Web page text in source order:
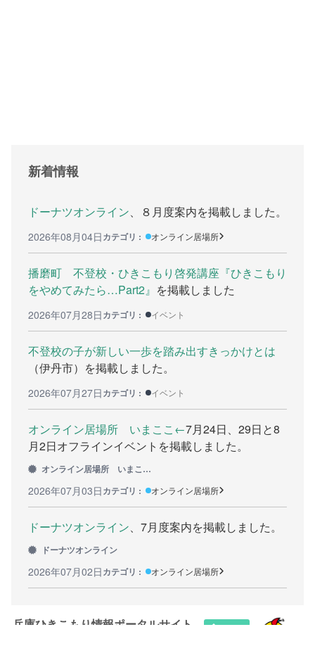
助成金等の情報
相談する前に
兵庫県ひきこもり総合支援センター
兵庫ひきこもり相談支援センター
カウンセリング機関
働く前に
ボランティアしたい方への情報
就職の相談や情報
学びたい方へ
研修や講座
全寮制の県立フリースクール
新着情報
ドーナツオンライン 、８月度案内を掲載しました。
2026年08月04日カテゴリ : オンライン居場所
播磨町 不登校・ひきこもり啓発講座『ひきこもり
をやめてみたら…Part2』 を掲載しました
2026年07月28日カテゴリ : イベント
不登校の子が新しい一歩を踏み出すきっかけとは
（伊丹市）を掲載しました。
2026年07月27日カテゴリ : イベント
オンライン居場所 いまここ←7月24日、29日と8
月2日オフラインイベントを掲載しました。
オンライン居場所 いまここ←
2026年07月03日カテゴリ : オンライン居場所
ドーナツオンライン 、7月度案内を掲載しました。
ドーナツオンライン
2026年07月02日カテゴリ : オンライン居場所
兵庫ひきこもり情報ポータルサイト